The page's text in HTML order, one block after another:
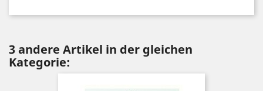
3 andere Artikel in der gleichen
Kategorie: